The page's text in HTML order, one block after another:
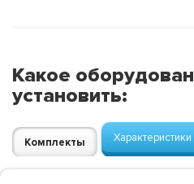
Какое
установить:
Комплекты